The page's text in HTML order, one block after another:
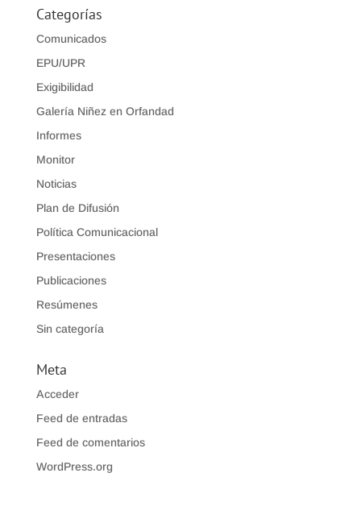
Categorías
Comunicados
EPU/UPR
Exigibilidad
Galería Niñez en Orfandad
Informes
Monitor
Noticias
Plan de Difusión
Política Comunicacional
Presentaciones
Publicaciones
Resúmenes
Sin categoría
Meta
Acceder
Feed de entradas
Feed de comentarios
WordPress.org